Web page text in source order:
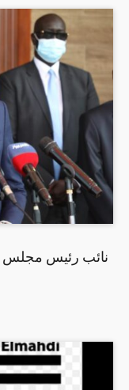
نائب رئيس مجلس